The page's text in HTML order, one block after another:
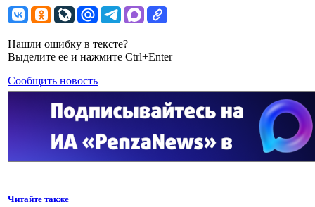
Нашли ошибку в тексте?
Выделите ее и нажмите Ctrl+Enter
Сообщить новость
Читайте также